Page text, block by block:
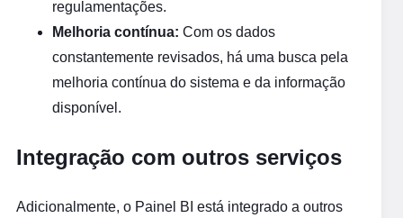
regulamentações.
Melhoria contínua: Com os dados
constantemente revisados, há uma busca pela
melhoria contínua do sistema e da informação
disponível.
Integração com outros serviços
Adicionalmente, o Painel BI está integrado a outros